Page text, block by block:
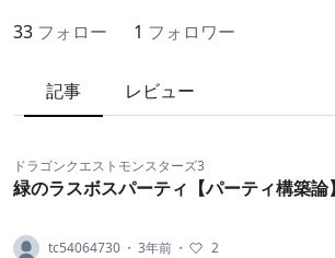
33 フォロー 1 フォロワー
記事 レビュー
ドラゴンクエストモンスターズ3
緑のラスボスパーティ【パーティ構築論】
tc54064730 ・ 3年前 ・ 2